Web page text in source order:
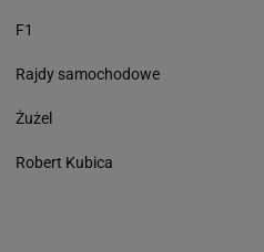
F1
Rajdy samochodowe
Żużel
Robert Kubica